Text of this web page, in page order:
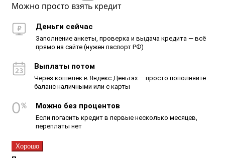
Можно просто взять кредит
Деньги сейчас
Заполнение анкеты, проверка и выдача кредита — всё
прямо на сайте (нужен паспорт РФ)
Выплаты потом
Через кошелёк в Яндекс.Деньгах — просто пополняйте
баланс наличными или с карты
Можно без процентов
Если погасить кредит в первые несколько месяцев,
переплаты нет
Хорошо